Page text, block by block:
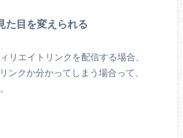
た目を変えられる
リエイトリンクを配信する場合、
ンクか分かってしまう場合って、